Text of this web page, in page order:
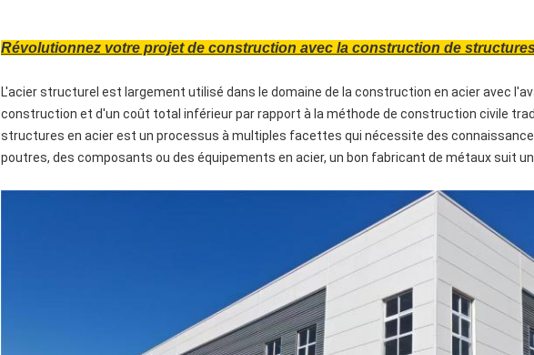
Révolutionnez votre projet de construction avec la construction de
L'acier structurel est largement utilisé dans le domaine de la construction en acier avec
construction et d'un coût total inférieur par rapport à la méthode de construction civile
structures en acier est un processus à multiples facettes qui nécessite des
poutres, des composants ou des équipements en acier, un bon fabricant de métaux suit